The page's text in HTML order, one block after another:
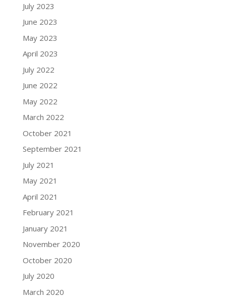
July 2023
June 2023
May 2023
April 2023
July 2022
June 2022
May 2022
March 2022
October 2021
September 2021
July 2021
May 2021
April 2021
February 2021
January 2021
November 2020
October 2020
July 2020
March 2020